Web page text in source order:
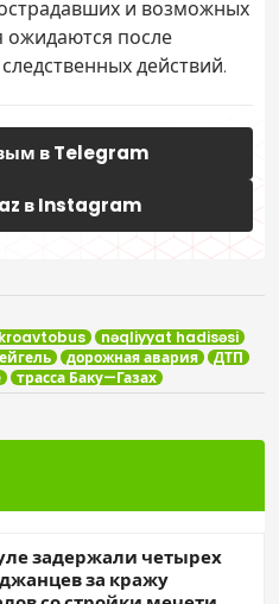
и возможных
ожидаются после
действий.
в Telegram
в Instagram
nəqliyyat hadisəsi
дорожная авария
ДТП
трасса Баку—Газах
задержали четырех
за кражу